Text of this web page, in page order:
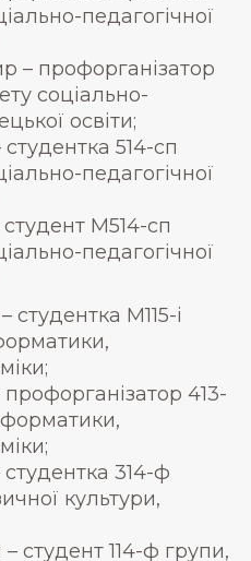
педагогічної
– профорганізатор
соціально-
освіти;
514-сп
педагогічної
студент М514-сп
педагогічної
М115-і
413-
314-ф
культури,
студент 114-ф групи,